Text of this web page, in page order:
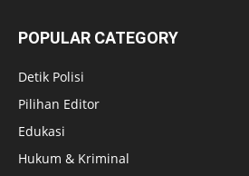
POPULAR CATEGORY
Detik Polisi
Pilihan Editor
Edukasi
Hukum & Kriminal